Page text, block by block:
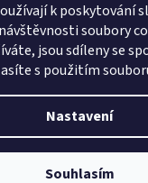
k poskytování
soubory
jsou sdíleny se
s použitím
Nastavení
Souhlasím
srdeční
vyhrazena.